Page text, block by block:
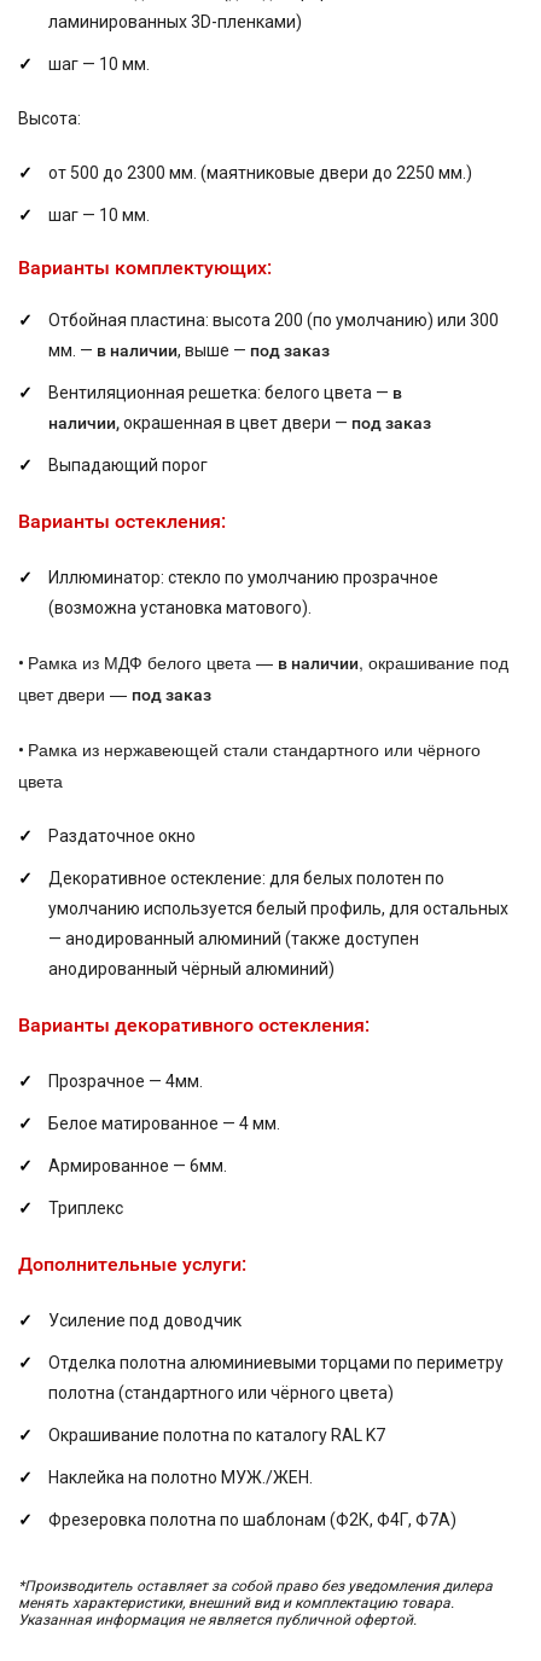
ламинированных 3D-пленками)
шаг — 10 мм.
Высота:
от 500 до 2300 мм. (маятниковые двери до 2250 мм.)
шаг — 10 мм.
Варианты комплектующих:
Отбойная пластина: высота 200 (по умолчанию) или 300
мм. — в наличии, выше — под заказ
Вентиляционная решетка: белого цвета — в
наличии,окрашенная в цвет двери — под заказ
Выпадающий порог
Варианты остекления:
Иллюминатор: стекло по умолчанию прозрачное
(возможна установка матового).
• Рамка из МДФ белого цвета — в наличии, окрашивание под
цвет двери — под заказ
• Рамка из нержавеющей стали стандартного или чёрного
цвета
Раздаточное окно
Декоративное остекление: для белых полотен по
умолчанию используется белый профиль, для остальных
— анодированный алюминий (также доступен
анодированный чёрный алюминий)
Варианты декоративного остекления:
Прозрачное — 4мм.
Белое матированное — 4 мм.
Армированное — 6мм.
Триплекс
Дополнительные услуги:
Усиление под доводчик
Отделка полотна алюминиевыми торцами по периметру
полотна (стандартного или чёрного цвета)
Окрашивание полотна по каталогу RAL K7
Наклейка на полотно МУЖ./ЖЕН.
Фрезеровка полотна по шаблонам (Ф2К, Ф4Г, Ф7А)
*Производитель оставляет за собой право без уведомления дилера
менять характеристики, внешний вид и комплектацию товара.
Указанная информация не является публичной офертой.